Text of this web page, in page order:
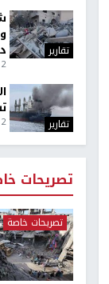
تقارير
2 أسبوعين ago
تقارير 2 أسبوعين، 4 أيام ago
تصريحات
تصريحات خاصة